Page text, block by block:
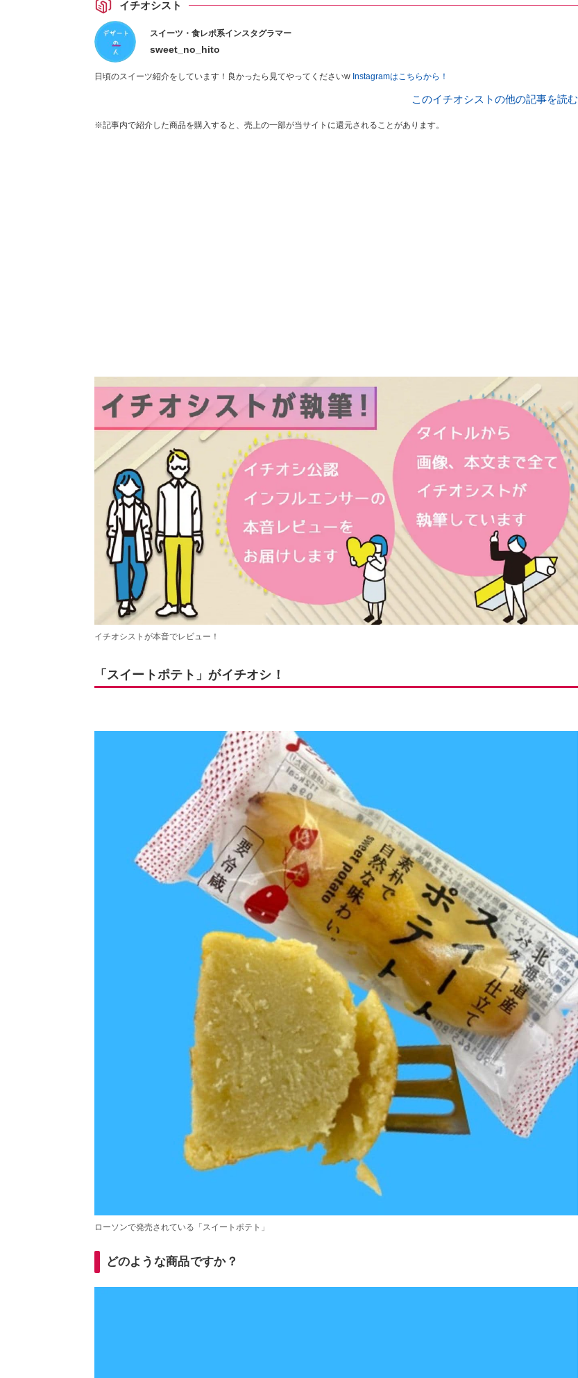
イチオシスト
スイーツ・食レポ系インスタグラマー
sweet_no_hito
日頃のスイーツ紹介をしています！良かったら見てやってくださいw Instagramはこちらから！
このイチオシストの他の記事を読む
※記事内で紹介した商品を購入すると、売上の一部が当サイトに還元されることがあります。
イチオシストが本音でレビュー！
「スイートポテト」がイチオシ！
ローソンで発売されている「スイートポテト」
どのような商品ですか？